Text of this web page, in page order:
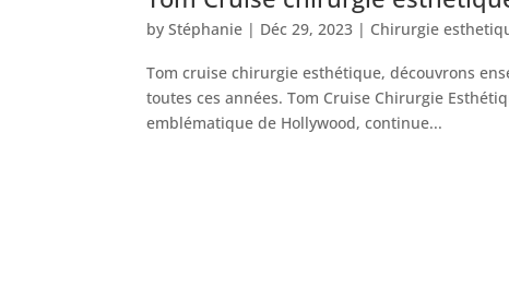
byStéphanie | Déc 29, 2023 | Chirurgie
Tom cruise chirurgie esthétique, découvrons
toutes ces années. Tom Cruise Chirurgie
emblématique de Hollywood, continue...